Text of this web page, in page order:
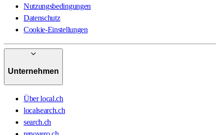
Nutzungsbedingungen
Datenschutz
Cookie-Einstellungen
Unternehmen
Über local.ch
localsearch.ch
search.ch